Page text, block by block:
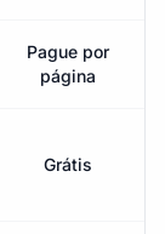
Pague por
página
Grátis